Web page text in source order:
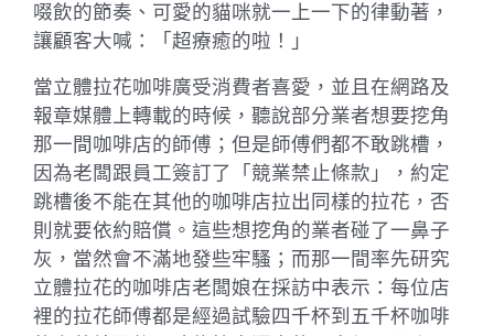
啜飲的節奏、可愛的貓咪就一上一下的律動著，
讓顧客大喊：「超療癒的啦！」
當立體拉花咖啡廣受消費者喜愛，並且在網路及
報章媒體上轉載的時候，聽說部分業者想要挖角
那一間咖啡店的師傅；但是師傅們都不敢跳槽，
因為老闆跟員工簽訂了「競業禁止條款」，約定
跳槽後不能在其他的咖啡店拉出同樣的拉花，否
則就要依約賠償。這些想挖角的業者碰了一鼻子
灰，當然會不滿地發些牢騷；而那一間率先研究
立體拉花的咖啡店老闆娘在採訪中表示：每位店
裡的拉花師傅都是經過試驗四千杯到五千杯咖啡